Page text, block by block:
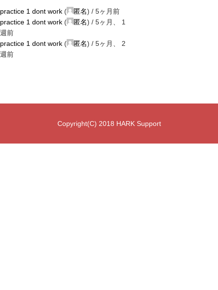
practice 1 dont work ( 匿名) / 5ヶ月前
practice 1 dont work ( 匿名) / 5ヶ月、 1
週前
practice 1 dont work ( 匿名) / 5ヶ月、 2
週前
Copyright(C) 2018 HARK Support